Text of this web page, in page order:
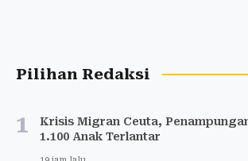
Pilihan Redaksi
1
Krisis Migran Ceuta,
1.100 Anak Terlantar